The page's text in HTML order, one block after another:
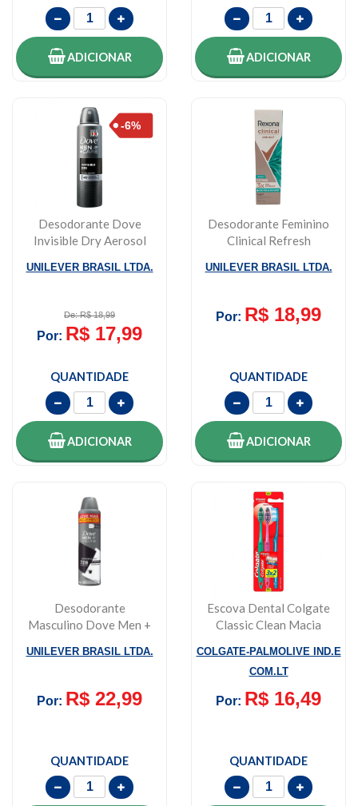
ADICIONAR ADICIONAR
Desodorante Dove
Invisible Dry Aerosol
UNILEVER BRASIL LTDA.
De: R$ 18,99
Por: R$ 17,99
QUANTIDADE
ADICIONAR
Desodorante Feminino
Clinical Refresh
UNILEVER BRASIL LTDA.
Por: R$ 18,99
QUANTIDADE
ADICIONAR
Desodorante
Masculino Dove Men +
UNILEVER BRASIL LTDA.
Por: R$ 22,99
QUANTIDADE
Escova Dental Colgate
Classic Clean Macia
COLGATE-PALMOLIVE IND.E
COM.LT
Por: R$ 16,49
QUANTIDADE